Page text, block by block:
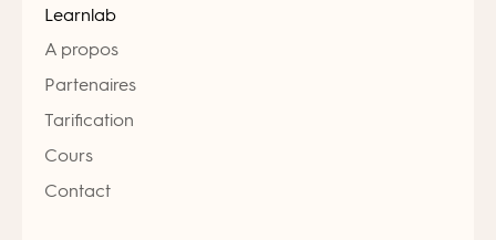
Learnlab
A propos
Partenaires
Tarification
Cours
Contact